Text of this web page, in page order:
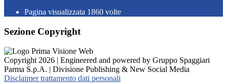
Pagina visualizzata 1860 volte
Sezione Copyright
Copyright 2026 | Engineered and powered by Gruppo Spaggiari
Parma S.p.A. | Divisione Publishing & New Social Media
Disclaimer trattamento dati personali